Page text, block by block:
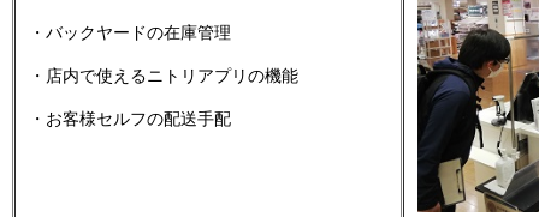
・バックヤードの在庫管理
・店内で使えるニトリアプリの機能
・お客様セルフの配送手配